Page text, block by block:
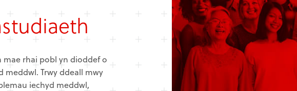
mae rhai pobl yn dioddef o
meddwl. Trwy ddeall mwy
iechyd meddwl,